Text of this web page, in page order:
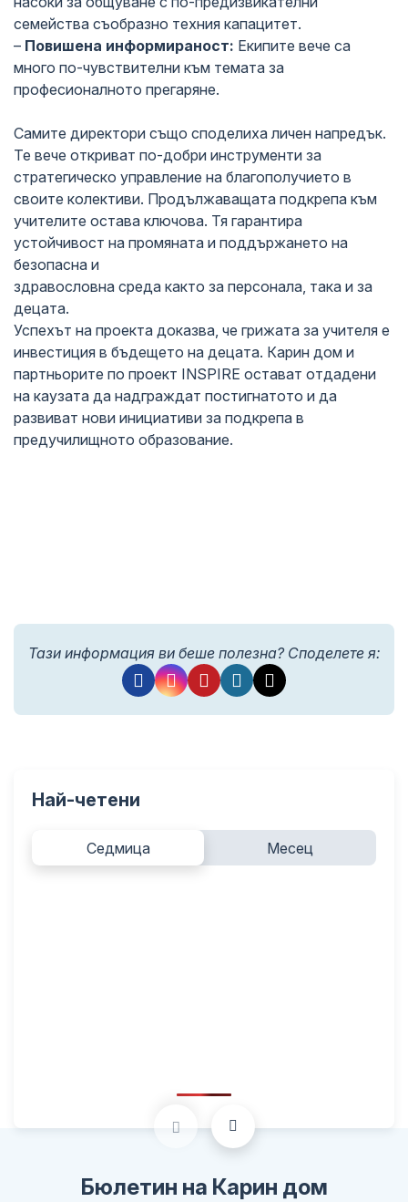
семейства съобразно техния капацитет.
– Повишена информираност: Екипите вече са
много по-чувствителни към темата за
професионалното прегаряне.
Самите директори също споделиха личен напредък.
Те вече откриват по-добри инструменти за
стратегическо управление на благополучието в
своите колективи. Продължаващата подкрепа към
учителите остава ключова. Тя гарантира
устойчивост на промяната и поддържането на
безопасна и
здравословна среда както за персонала, така и за
децата.
Успехът на проекта доказва, че грижата за учителя е
инвестиция в бъдещето на децата. Карин дом и
партньорите по проект INSPIRE остават отдадени
на каузата да надграждат постигнатото и да
развиват нови инициативи за подкрепа в
предучилищното образование.
Тази информация ви беше полезна? Споделете я:
Най-четени
Седмица Месец
Бюлетин на Карин дом